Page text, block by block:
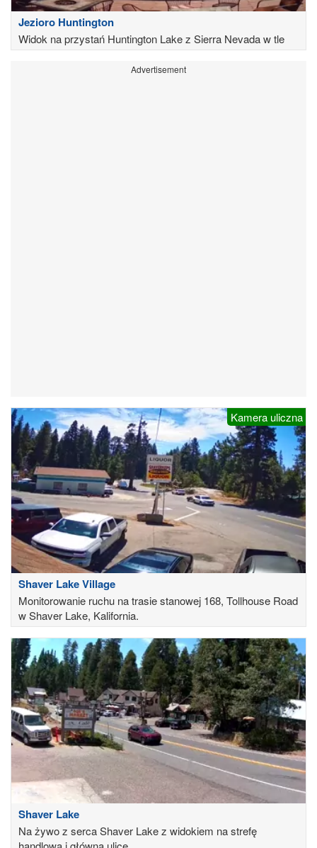
Jezioro Huntington
Widok na przystań Huntington Lake z Sierra Nevada w tle
Advertisement
Kamera uliczna
Shaver Lake Village
Monitorowanie ruchu na trasie stanowej 168, Tollhouse Road
w Shaver Lake, Kalifornia.
Shaver Lake
Na żywo z serca Shaver Lake z widokiem na strefę